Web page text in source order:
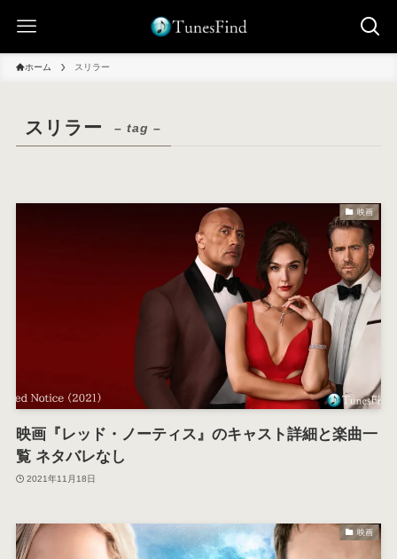
ホーム スリラー
スリラー – tag –
映画
映画『レッド・ノーティス』のキャスト詳細と楽曲一
覧 ネタバレなし
2021年11月18日
映画